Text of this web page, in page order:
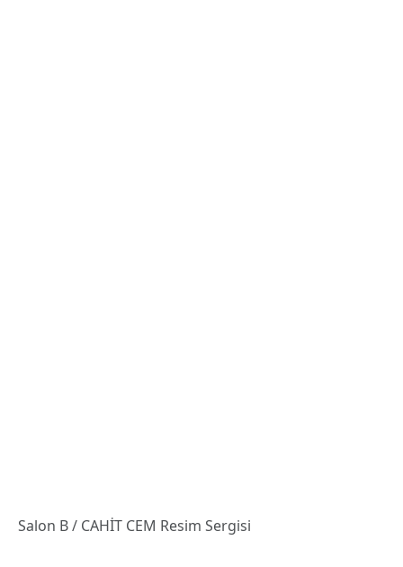
Salon B / CAHİT CEM Resim Sergisi